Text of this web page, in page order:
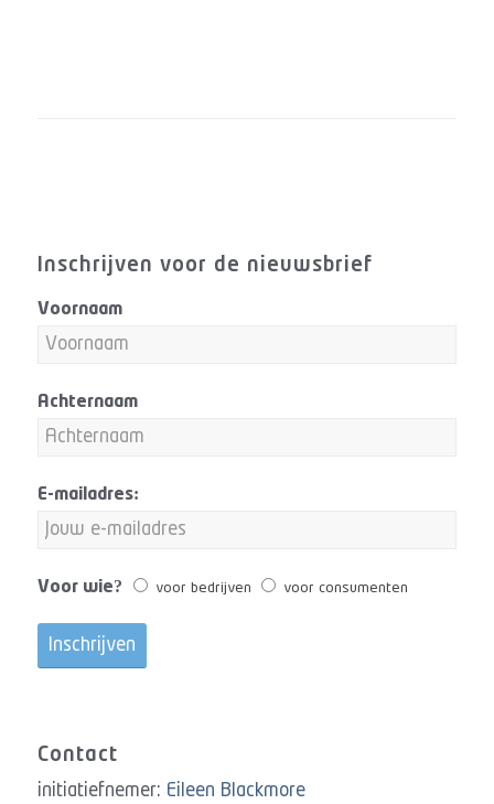
Inschrijven voor de nieuwsbrief
Voornaam
Achternaam
E-mailadres:
Voor wie? voor bedrijven voor consumenten
Contact
initiatiefnemer: Eileen Blackmore